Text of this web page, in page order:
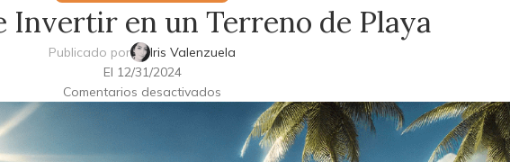
Invertir en un Terreno de Playa
Publicado por
Iris Valenzuela
El 12/31/2024
Comentarios desactivados